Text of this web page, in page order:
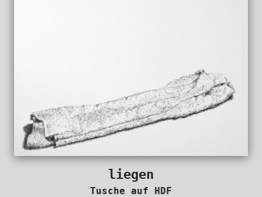
liegen
Tusche auf HDF